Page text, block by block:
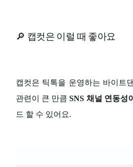
🔎 캡컷은 이럴 때 좋아요
캡컷은 틱톡을 운영하는 바이트
관련이 큰 만큼 SNS 채널 연동성
드 할 수 있어요.